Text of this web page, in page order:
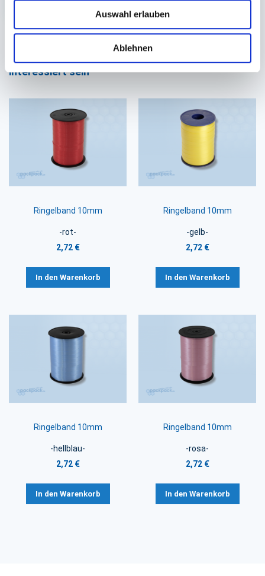
Auswahl erlauben
Ablehnen
Sie könnten auch an folgenden Artikeln
interessiert sein
Ringelband 10mm
-rot-
2,72 €
In den Warenkorb
Ringelband 10mm
-gelb-
2,72 €
In den Warenkorb
Ringelband 10mm
-hellblau-
2,72 €
In den Warenkorb
Ringelband 10mm
-rosa-
2,72 €
In den Warenkorb